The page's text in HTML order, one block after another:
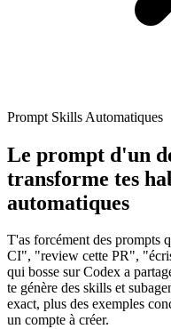
Prompt Skills Automatiques
Le prompt d'un
transforme tes
automatiques
T'as forcément des prompts
CI", "review cette PR",
qui bosse sur Codex a
te génère des skills et
exact, plus des exemples
un compte à créer.